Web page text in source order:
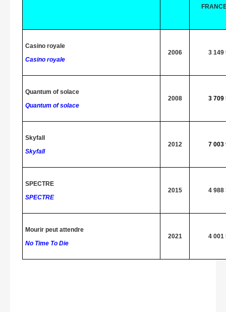
Casino royale
Casino royale
2006 3 149
Quantum of solace
Quantum of solace
2008 3 709
Skyfall
Skyfall
2012 7 003
SPECTRE
SPECTRE
2015 4 988
Mourir peut attendre
No Time To Die
2021 4 001